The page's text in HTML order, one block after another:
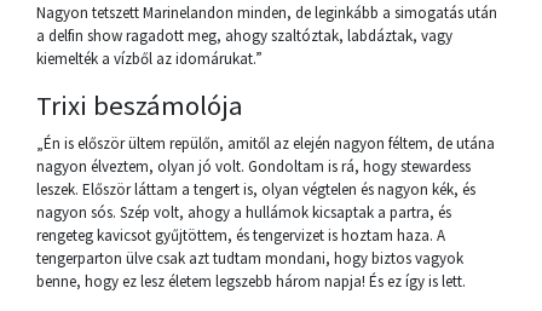
Nagyon tetszett Marinelandon minden, de leginkább a simogatás után
a delfin show ragadott meg, ahogy szaltóztak, labdáztak, vagy
kiemelték a vízből az idomárukat.”
Trixi beszámolója
„Én is először ültem repülőn, amitől az elején nagyon féltem, de utána
nagyon élveztem, olyan jó volt. Gondoltam is rá, hogy stewardess
leszek. Először láttam a tengert is, olyan végtelen és nagyon kék, és
nagyon sós. Szép volt, ahogy a hullámok kicsaptak a partra, és
rengeteg kavicsot gyűjtöttem, és tengervizet is hoztam haza. A
tengerparton ülve csak azt tudtam mondani, hogy biztos vagyok
benne, hogy ez lesz életem legszebb három napja! És ez így is lett.